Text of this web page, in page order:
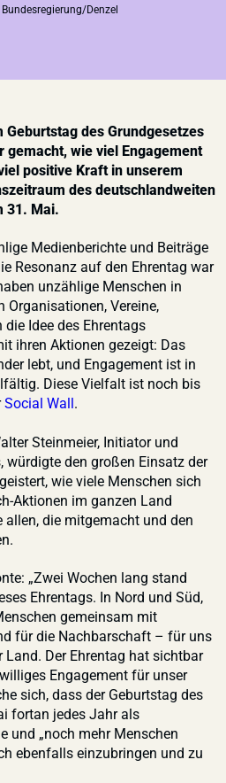
Denzel
Geburtstag des Grundgesetzes
wie viel Engagement
positive Kraft in unserem
des deutschlandweiten
31. Mai.
Medienberichte und Beiträge
Resonanz auf den Ehrentag war
unzählige Menschen in
Organisationen, Vereine,
Idee des Ehrentags
ihren Aktionen gezeigt: Das
lebt, und Engagement ist in
Diese Vielfalt ist noch bis
Social Wall .
Steinmeier, Initiator und
würdigte den großen Einsatz der
wie viele Menschen sich
Aktionen im ganzen Land
allen, die mitgemacht und den
„Zwei Wochen lang stand
Ehrentags. In Nord und Süd,
gemeinsam mit
für die Nachbarschaft – für uns
Der Ehrentag hat sichtbar
Engagement für unser
sich, dass der Geburtstag des
fortan jedes Jahr als
und „noch mehr Menschen
ebenfalls einzubringen und zu